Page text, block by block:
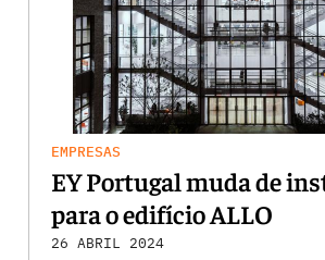
EMPRESAS
EY Portugal muda de
para o edifício ALLO
26 ABRIL 2024